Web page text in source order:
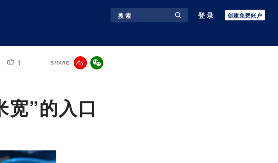
搜 索 登录 创建免费账户
1 SHARE
”的入口